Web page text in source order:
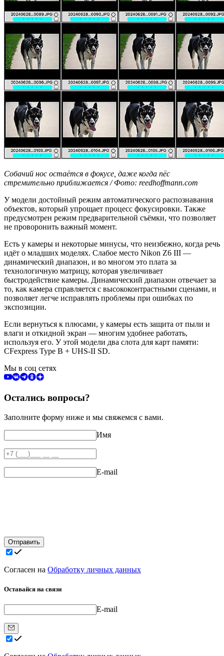
Собачий нос остаётся в фокусе, даже когда пёс
стремительно приближается / Фото: reedhoffmann.com
У модели достойный режим автоматического распознавания
объектов, который упрощает процесс фокусировки. Также
предусмотрен режим предварительной съёмки, что позволяет
не проворонить важный момент.
Есть у камеры и некоторые минусы, что неизбежно, когда речь
идёт о младших моделях. Слабое место Nikon Z6 III —
динамический диапазон, и во многом это плата за
технологичную матрицу, которая увеличивает
быстродействие камеры. Динамический диапазон отвечает за
то, как камера справляется с высококонтрастными сценами, и
позволяет легче исправлять проблемы при ошибках по
экспозиции.
Если вернуться к плюсами, у камеры есть защита от пыли и
влаги и откидной экран — многим удобнее работать,
используя его. У этой модели два слота для карт памяти:
CFexpress Type B + UHS-II SD.
Мы в соц сетях
Остались вопросы?
Заполните форму ниже и мы свяжемся с вами.
Имя
E-mail
Отправить
Согласен на Обработку личных данных
Оставайся на связи
E-mail